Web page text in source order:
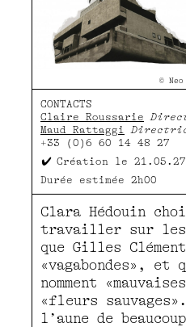
© Neo
CONTACTS
Claire Roussarie
Maud Rattaggi
+33 (0)6 60 14 48 27
Création le
Durée estimée 2h00
Clara Hédouin
travailler sur
que Gilles
«vagabondes», et
nomment
«fleurs
l’aune de